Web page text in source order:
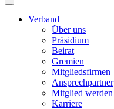
Verband
Über uns
Präsidium
Beirat
Gremien
Mitgliedsfirmen
Ansprechpartner
Mitglied werden
Karriere